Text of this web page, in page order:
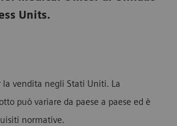
Units.
la vendita negli Stati Uniti. La
può variare da paese a paese ed è
normative.